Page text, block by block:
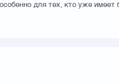
для тех, кто уже имеет